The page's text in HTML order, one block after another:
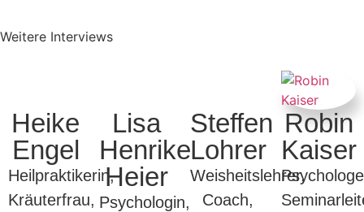
Weitere Interviews
Heike
Engel
Heilpraktikerin,
Kräuterfrau,
Lisa
Henrike
Heier
Psychologin,
Steffen
Lohrer
Weisheitslehrer,
Coach,
Robin
Kaiser